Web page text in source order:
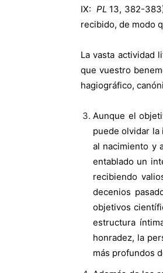
IX: PL13, 382-
recibido, de modo
La vasta actividad
que vuestro
hagiográfico,
Aunque el
puede olvidar la
al nacimiento y
entablado un
recibiendo
decenios
objetivos
estructura
honradez, la
más profundos